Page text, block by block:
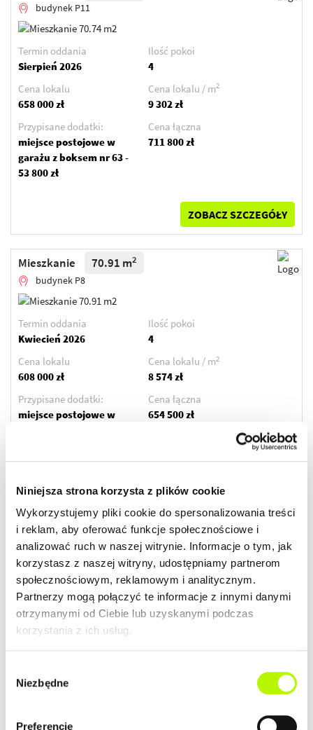
Niniejsza strona korzysta z plików cookie
Wykorzystujemy pliki cookie do spersonalizowania treści
i reklam, aby oferować funkcje społecznościowe i
analizować ruch w naszej witrynie. Informacje o tym, jak
korzystasz z naszej witryny, udostępniamy partnerom
społecznościowym, reklamowym i analitycznym.
Partnerzy mogą połączyć te informacje z innymi danymi
otrzymanymi od Ciebie lub uzyskanymi podczas
korzystania z ich usług.
zgody
Niezbędne
Preferencje
budynek P11
Termin oddania
Sierpień 2026
Ilość pokoi
4
Cena lokalu
658 000 zł
Cena lokalu / m2
9 302 zł
Przypisane dodatki:
miejsce postojowe w
garażu z boksem nr 63 -
53 800 zł
Cena łączna
711 800 zł
ZOBACZ SZCZEGÓŁY
Mieszkanie 70.91 m2
budynek P8
Termin oddania
Kwiecień 2026
Ilość pokoi
4
Cena lokalu
608 000 zł
Cena lokalu / m2
8 574 zł
Przypisane dodatki:
miejsce postojowe w
Cena łączna
654 500 zł
ZOBACZ SZCZEGÓŁY
Mieszkanie 70.54 m2
budynek P9
Termin oddania
Kwiecień 2026
Ilość pokoi
4
Cena lokalu
miejsce postojowe w